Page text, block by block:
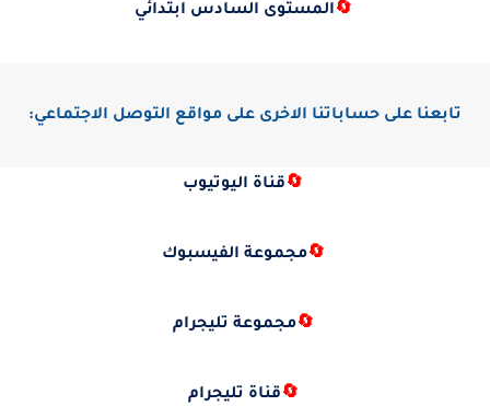
🔄المستوى السادس ابتدائي
تابعنا على حساباتنا الاخرى على مواقع التوصل الاجتماعي:
🔄قناة اليوتيوب
🔄مجموعة الفيسبوك
🔄مجموعة تليجرام
🔄قناة تليجرام